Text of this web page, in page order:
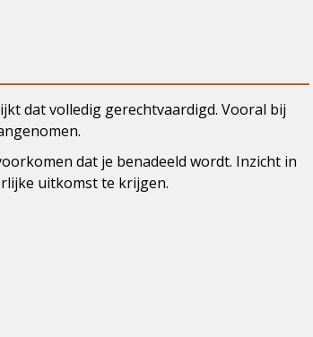
dat volledig gerechtvaardigd. Vooral bij
dat je benadeeld wordt. Inzicht in
uitkomst te krijgen.